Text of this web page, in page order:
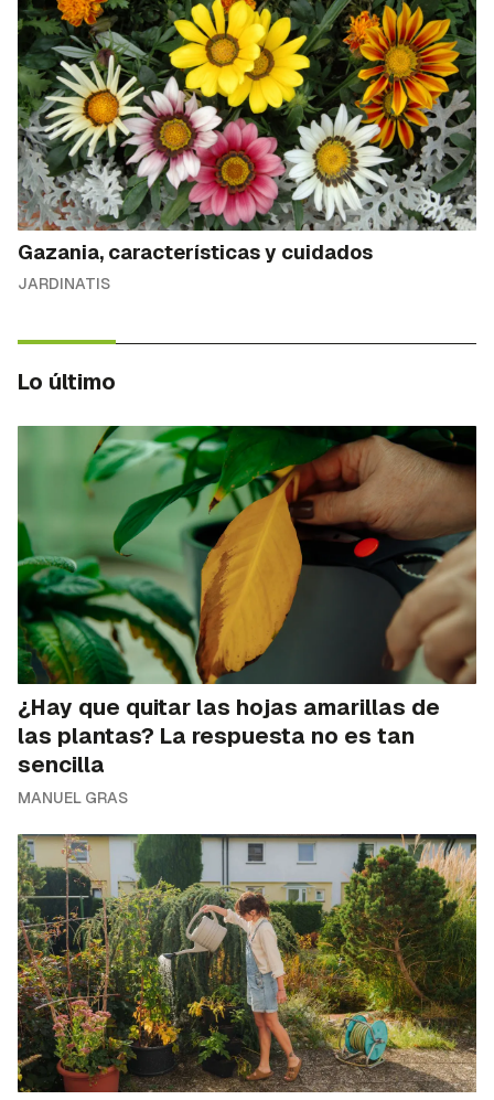
Gazania, características y cuidados
JARDINATIS
Lo último
¿Hay que quitar las hojas amarillas de
las plantas? La respuesta no es tan
sencilla
MANUEL GRAS